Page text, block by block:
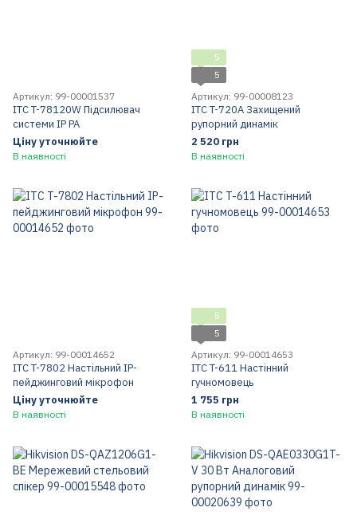
Артикул: 99-00001537
ITC T-78120W Підсилювач
системи IP PA
Ціну уточнюйте
В наявності
5
5
Артикул: 99-00008123
ITC T-720A Захищений
рупорний динамік
2 520 грн
В наявності
Артикул: 99-00014652
ITC T-7802 Настільний IP-
пейджинговий мікрофон
Ціну уточнюйте
В наявності
5
5
Артикул: 99-00014653
ITC T-611 Настінний
гучномовець
1 755 грн
В наявності